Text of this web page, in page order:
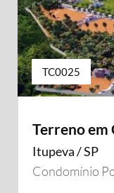
TC0025
Terreno
Itupeva / SP
Condomínio